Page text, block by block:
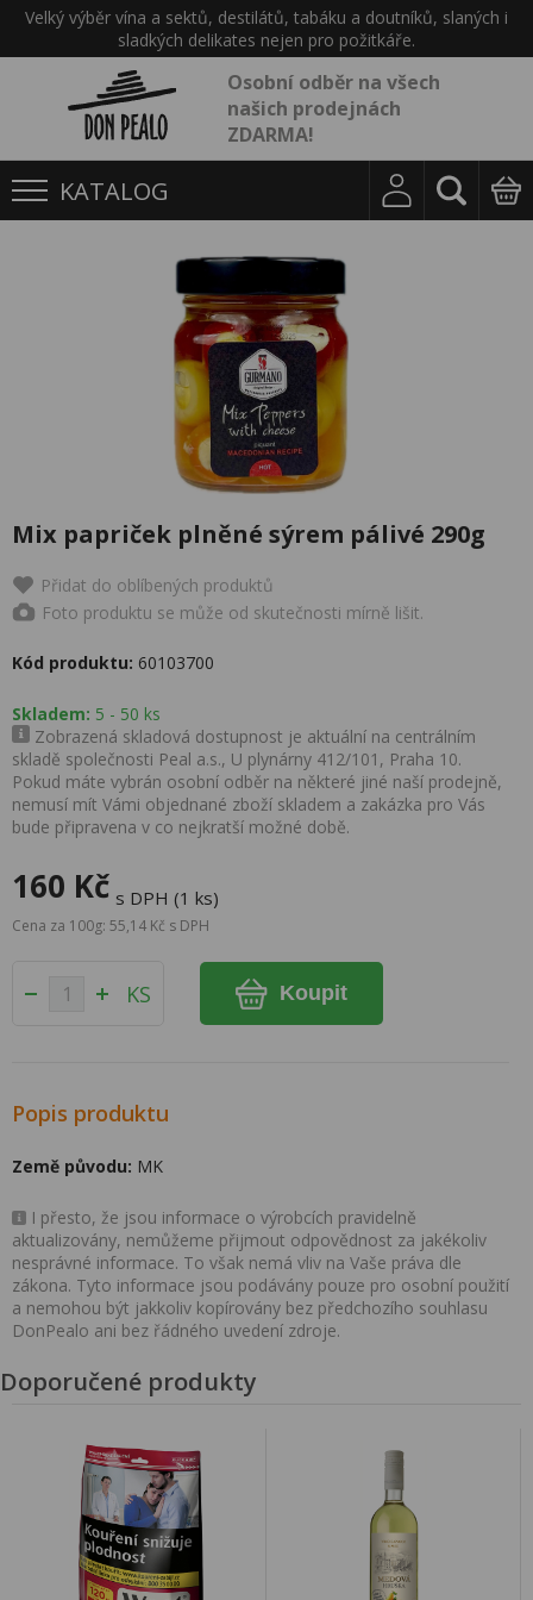
Velký výběr vína a sektů, destilátů, tabáku a doutníků, slaných i
sladkých delikates nejen pro požitkáře.
Osobní odběr na všech
našich prodejnách
ZDARMA!
KATALOG
Mix papriček plněné sýrem pálivé 290g
Přidat do oblíbených produktů
Foto produktu se může od skutečnosti mírně lišit.
Kód produktu: 60103700
Skladem: 5 - 50 ks
Zobrazená skladová dostupnost je aktuální na centrálním
skladě společnosti Peal a.s., U plynárny 412/101, Praha 10.
Pokud máte vybrán osobní odběr na některé jiné naší prodejně,
nemusí mít Vámi objednané zboží skladem a zakázka pro Vás
bude připravena v co nejkratší možné době.
160 Kč s DPH (1 ks)
Cena za 100g: 55,14 Kč s DPH
KS Koupit
Popis produktu
Země původu: MK
I přesto, že jsou informace o výrobcích pravidelně
aktualizovány, nemůžeme přijmout odpovědnost za jakékoliv
nesprávné informace. To však nemá vliv na Vaše práva dle
zákona. Tyto informace jsou podávány pouze pro osobní použití
a nemohou být jakkoliv kopírovány bez předchozího souhlasu
DonPealo ani bez řádného uvedení zdroje.
Doporučené produkty